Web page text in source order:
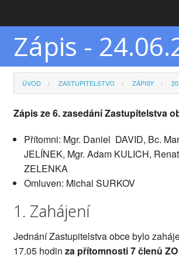
Zápis -
ÚVOD ZASTUPITELSTVO ZÁPISY
Zápis ze 6. zasedání Zastupitelstva
Přítomni: Mgr. Daniel DAVID, Bc.
JELÍNEK, Mgr. Adam KULICH,
ZELENKA
Omluven: Michal SURKOV
1. Zahájení
Jednání Zastupitelstva obce bylo
17.05 hodin za přítomnosti 7 členů ZO